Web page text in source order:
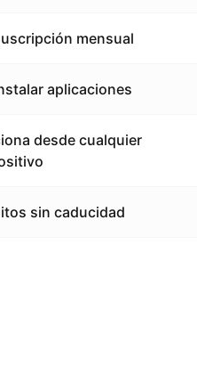
mensual
aplicaciones
desde cualquier
sin caducidad